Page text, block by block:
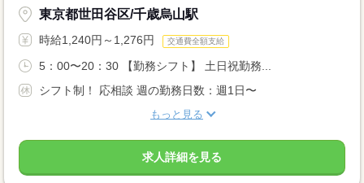
東京都世田谷区/千歳烏山駅
時給1,240円～1,276円 交通費全額支給
5：00〜20：30 【勤務シフト】 土日祝勤務...
シフト制！ 応相談 週の勤務日数：週1日〜
もっと見る
求人詳細を見る